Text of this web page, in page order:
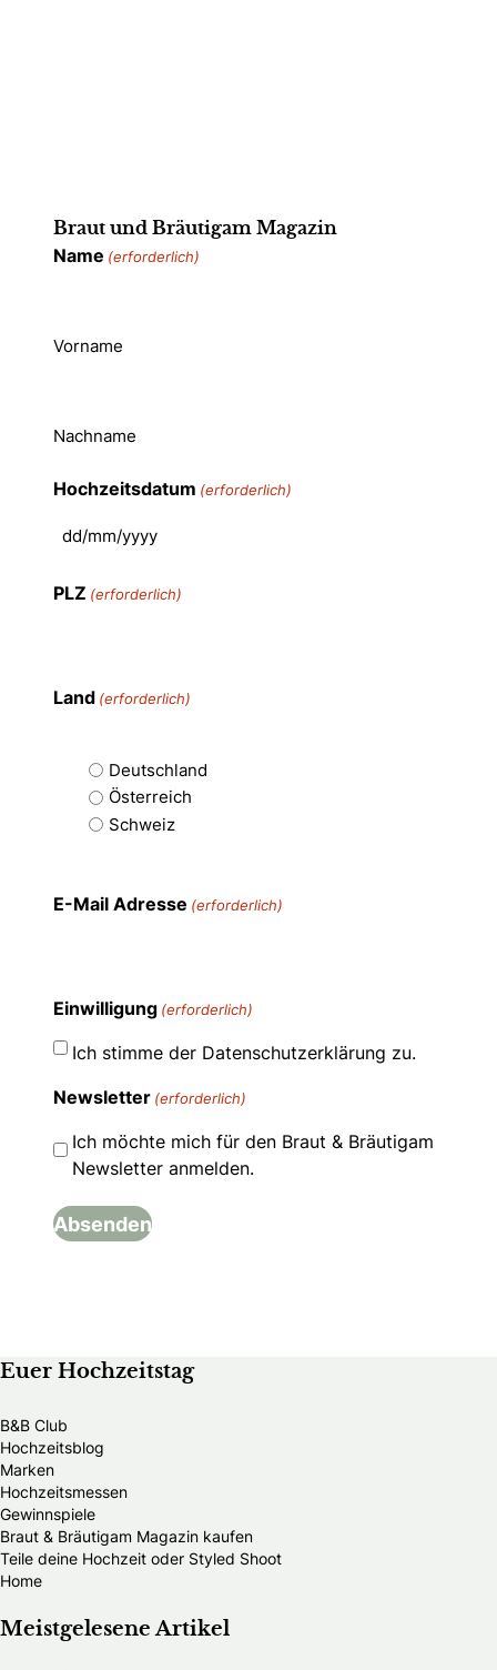
Braut und Bräutigam Magazin
Name (erforderlich)
Vorname
Nachname
Hochzeitsdatum (erforderlich)
PLZ (erforderlich)
Land (erforderlich)
Deutschland
Österreich
Schweiz
E-Mail Adresse (erforderlich)
Einwilligung (erforderlich)
Ich stimme der Datenschutzerklärung zu.
Newsletter (erforderlich)
Ich möchte mich für den Braut & Bräutigam
Newsletter anmelden.
Euer Hochzeitstag
B&B Club
Hochzeitsblog
Marken
Hochzeitsmessen
Gewinnspiele
Braut & Bräutigam Magazin kaufen
Teile deine Hochzeit oder Styled Shoot
Home
Meistgelesene Artikel